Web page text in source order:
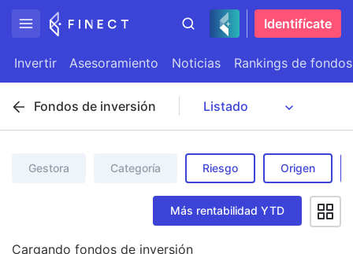
Identifícate
Invertir Asesoramiento Noticias Rankings de fondos
Fondos de inversión
Gestora Categoría Riesgo Origen
Más rentabilidad YTD
Cargando fondos de inversión